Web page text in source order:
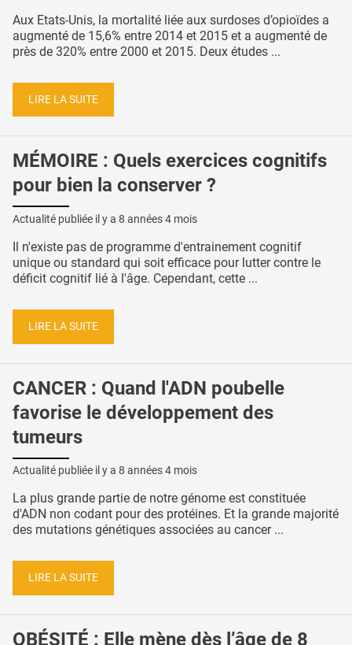
Aux Etats-Unis, la mortalité liée aux surdoses d’opioïdes a
augmenté de 15,6% entre 2014 et 2015 et a augmenté de
près de 320% entre 2000 et 2015. Deux études ...
LIRE LA SUITE
MÉMOIRE : Quels exercices cognitifs
pour bien la conserver ?
Actualité publiée il y a 8 années 4 mois
Il n'existe pas de programme d'entrainement cognitif
unique ou standard qui soit efficace pour lutter contre le
déficit cognitif lié à l'âge. Cependant, cette ...
LIRE LA SUITE
CANCER : Quand l'ADN poubelle
favorise le développement des
tumeurs
Actualité publiée il y a 8 années 4 mois
La plus grande partie de notre génome est constituée
d'ADN non codant pour des protéines. Et la grande majorité
des mutations génétiques associées au cancer ...
LIRE LA SUITE
OBÉSITÉ : Elle mène dès l’âge de 8